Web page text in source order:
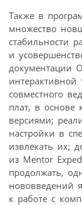
Также в
множество
стабильности
и
документации
интерактивной
совместного
плат, в основе
версиями;
настройки в
извлекать их;
из Mentor
продолжать,
нововведений
к работе с